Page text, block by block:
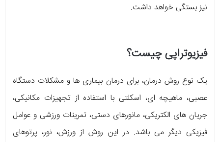
نیز بستگی خواهد داشت.
فیزیوتراپی چیست؟
یک نوع روش درمان، برای درمان بیماری ها و مشکلات دستگاه
عصبی، ماهیچه ای، اسکلتی با استفاده از تجهیزات مکانیکی،
جریان های الکتریکی، مانورهای دستی، تمرینات ورزشی و عوامل
فیزیکی دیگر می باشد. در این روش از ورزش، نور، پرتوهای